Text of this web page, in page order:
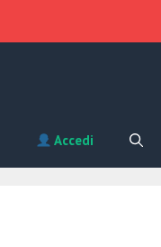
Accedi